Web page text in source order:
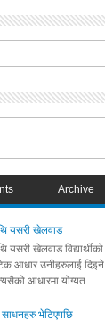
Archive
यसरी खेलवाड
यसरी खेलवाड विद्यार्थीको
आधार उनीहरुलाई दिइने
आधारमा योग्यत...
भेटिएपछि